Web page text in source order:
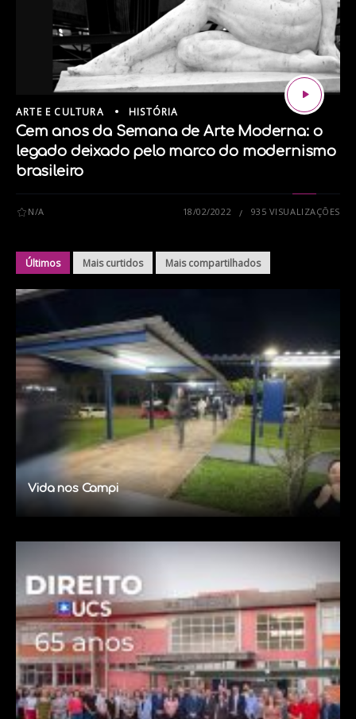
ARTE E CULTURA HISTÓRIA
Cem anos da Semana de Arte Moderna: o
legado deixado pelo marco do modernismo
brasileiro
N/A 18/02/2022 935 VISUALIZAÇÕES
Últimos Mais curtidos Mais compartilhados
Vida nos Campi